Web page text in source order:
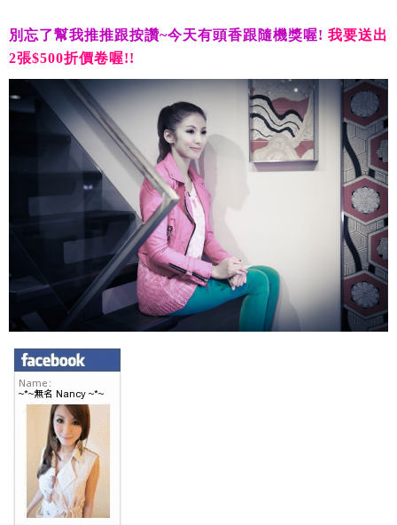
別忘了幫我推推跟按讚~今天有頭香跟隨機獎喔! 我要送出
2張$500折價卷喔!!